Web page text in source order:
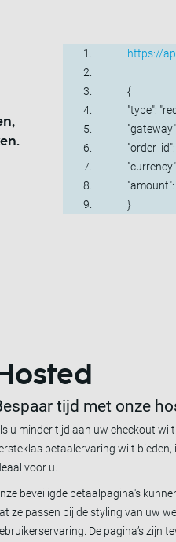
https://
{
"type":
"gateway":
"order_id":
"currency":
"amount":
}
Hosted
tijd met onze
u minder tijd aan uw checkout
betaalervaring wilt
voor u.
beveiligde betaalpagina's
ze passen bij de styling van uw
De pagina’s zijn